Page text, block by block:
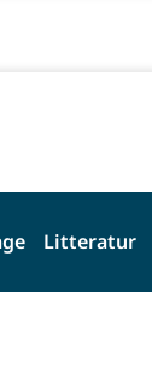
Litteratur